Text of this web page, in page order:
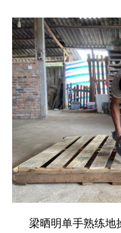
梁晒明单手熟练地